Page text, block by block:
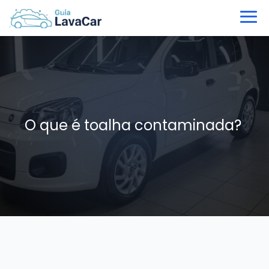
O que é toalha contaminada?